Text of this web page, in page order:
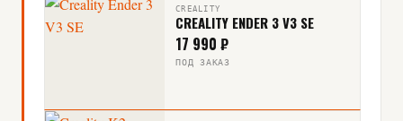
CREALITY
CREALITY ENDER 3 V3 SE
17 990 ₽
ПОД ЗАКАЗ